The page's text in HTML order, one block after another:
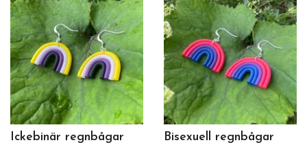
Ickebinär regnbågar
Bisexuell regnbågar